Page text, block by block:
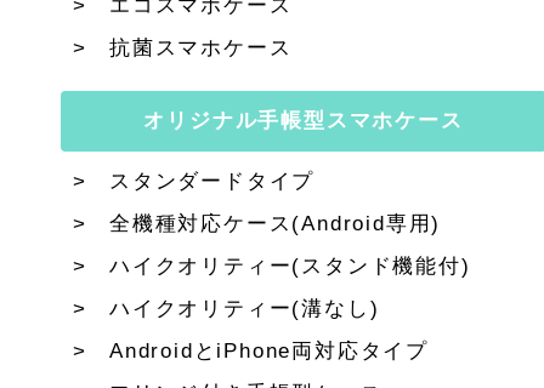
エコスマホケース
抗菌スマホケース
オリジナル手帳型スマホケース
スタンダードタイプ
全機種対応ケース(Android専用)
ハイクオリティー(スタンド機能付)
ハイクオリティー(溝なし)
AndroidとiPhone両対応タイプ